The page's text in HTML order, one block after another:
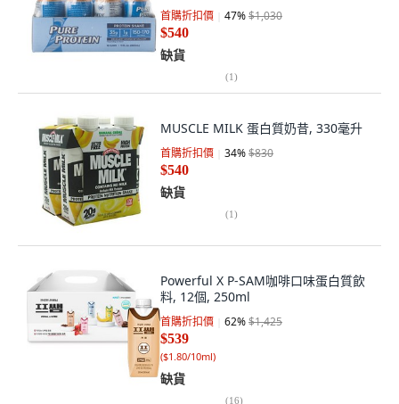
首購折扣價 47%$1,030
$540
缺貨
(1)
MUSCLE MILK 蛋白質奶昔, 330毫升
首購折扣價 34%$830
$540
缺貨
(1)
Powerful X P-SAM咖啡口味蛋白質飲
料, 12個, 250ml
首購折扣價 62%$1,425
$539
($1.80/10ml)
缺貨
(16)